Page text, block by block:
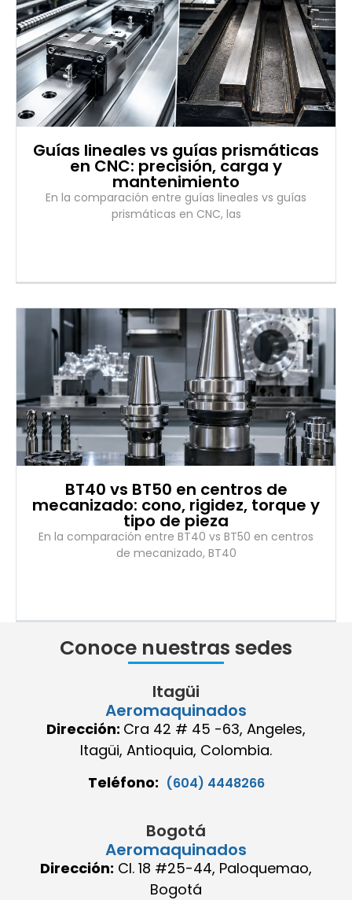
Guías lineales vs guías prismáticas
en CNC: precisión, carga y
mantenimiento
En la comparación entre guías lineales vs guías
prismáticas en CNC, las
BT40 vs BT50 en centros de
mecanizado: cono, rigidez, torque y
tipo de pieza
En la comparación entre BT40 vs BT50 en centros
de mecanizado, BT40
Conoce nuestras sedes
Itagüi
Aeromaquinados
Dirección: Cra 42 # 45 -63, Angeles,
Itagüi, Antioquia, Colombia.
Teléfono: (604) 4448266
Bogotá
Aeromaquinados
Dirección: Cl. 18 #25-44, Paloquemao,
Bogotá